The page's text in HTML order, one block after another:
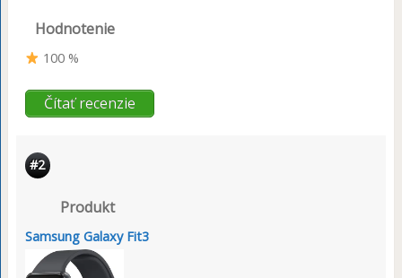
Hodnotenie
100 %
Čítať recenzie
#2
Produkt
Samsung Galaxy Fit3